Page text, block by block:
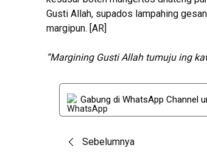
Gusti Allah, supados lampahing
margipun. [AR]
“Margining Gusti Allah tumuju ing
Gabung di WhatsApp Channel
Post
Sebelumnya